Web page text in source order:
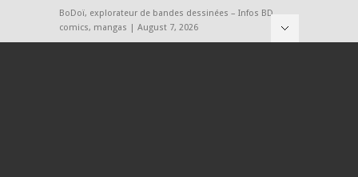
BoDoï, explorateur de bandes dessinées – Infos BD,
comics, mangas | August 7, 2026